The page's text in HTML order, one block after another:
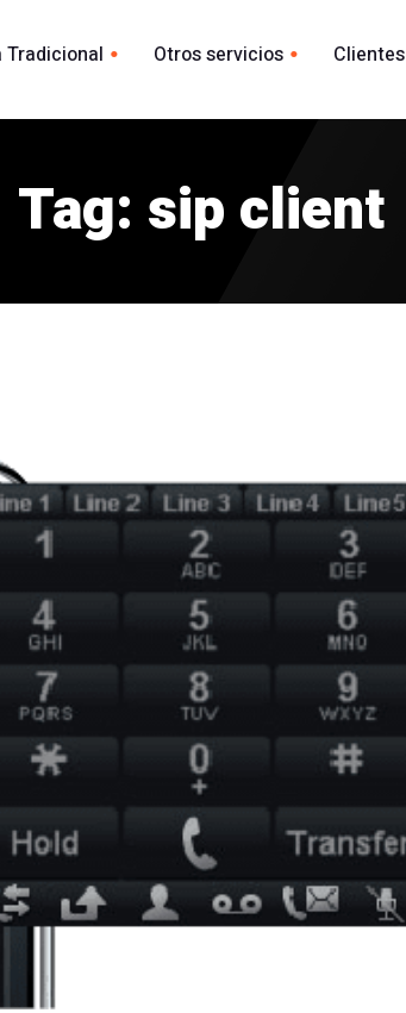
Otros servicios
Envio Whatsapp por API
Agente Conversacional AI
Clientes
Tag: sip client